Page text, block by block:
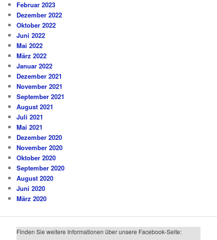
Februar 2023
Dezember 2022
Oktober 2022
Juni 2022
Mai 2022
März 2022
Januar 2022
Dezember 2021
November 2021
September 2021
August 2021
Juli 2021
Mai 2021
Dezember 2020
November 2020
Oktober 2020
September 2020
August 2020
Juni 2020
März 2020
Finden Sie weitere Informationen über unsere Facebook-Seite: